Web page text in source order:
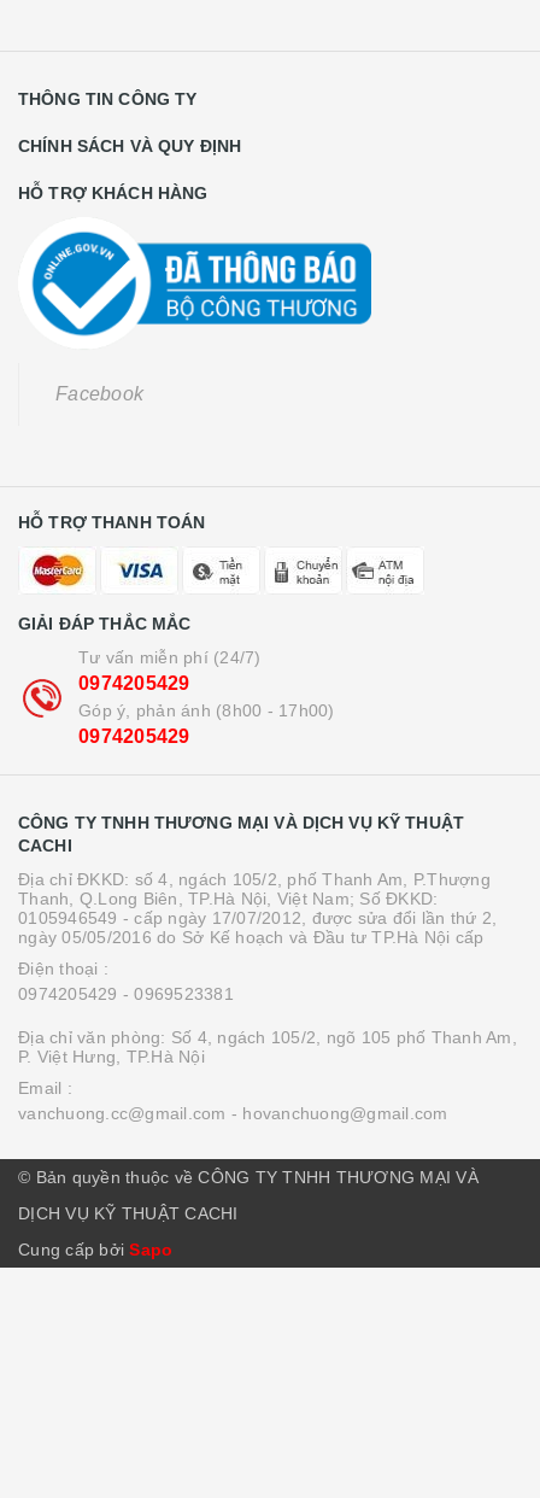
THÔNG TIN CÔNG TY
CHÍNH SÁCH VÀ QUY ĐỊNH
HỖ TRỢ KHÁCH HÀNG
Facebook
HỖ TRỢ THANH TOÁN
GIẢI ĐÁP THẮC MẮC
Tư vấn miễn phí (24/7)
0974205429
Góp ý, phản ánh (8h00 - 17h00)
0974205429
CÔNG TY TNHH THƯƠNG MẠI VÀ DỊCH VỤ KỸ THUẬT
CACHI
Địa chỉ ĐKKD: số 4, ngách 105/2, phố Thanh Am, P.Thượng
Thanh, Q.Long Biên, TP.Hà Nội, Việt Nam; Số ĐKKD:
0105946549 - cấp ngày 17/07/2012, được sửa đổi lần thứ 2,
ngày 05/05/2016 do Sở Kế hoạch và Đầu tư TP.Hà Nội cấp
Điện thoại :
0974205429 - 0969523381
Địa chỉ văn phòng: Số 4, ngách 105/2, ngõ 105 phố Thanh Am,
P. Việt Hưng, TP.Hà Nội
Email :
vanchuong.cc@gmail.com - hovanchuong@gmail.com
© Bản quyền thuộc về CÔNG TY TNHH THƯƠNG MẠI VÀ
DỊCH VỤ KỸ THUẬT CACHI
Cung cấp bởiSapo